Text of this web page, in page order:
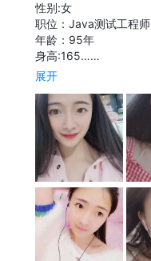
性别:女
职位：Java测试工程师
年龄：95年
身高:165……
展开